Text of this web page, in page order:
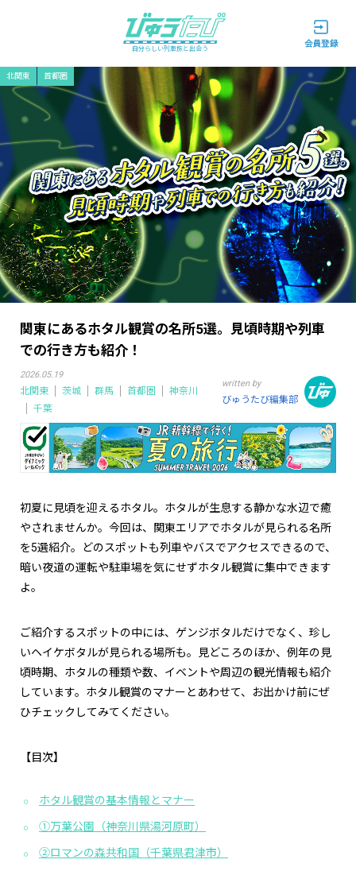
自分らしい列車旅と出会う
北関東 首都圏
関東にあるホタル観賞の名所5選。見頃時期や列車
での行き方も紹介！
2026.05.19
北関東 茨城 群馬 首都圏
神奈川
千葉
written by
びゅうたび編集部
初夏に見頃を迎えるホタル。ホタルが生息する静かな水辺で癒
やされませんか。今回は、関東エリアでホタルが見られる名所
を5選紹介。どのスポットも列車やバスでアクセスできるので、
暗い夜道の運転や駐車場を気にせずホタル観賞に集中できます
よ。
ご紹介するスポットの中には、ゲンジボタルだけでなく、珍し
いヘイケボタルが見られる場所も。見どころのほか、例年の見
頃時期、ホタルの種類や数、イベントや周辺の観光情報も紹介
しています。ホタル観賞のマナーとあわせて、お出かけ前にぜ
ひチェックしてみてください。
【目次】
ホタル観賞の基本情報とマナー
①万葉公園（神奈川県湯河原町）
②ロマンの森共和国（千葉県君津市）